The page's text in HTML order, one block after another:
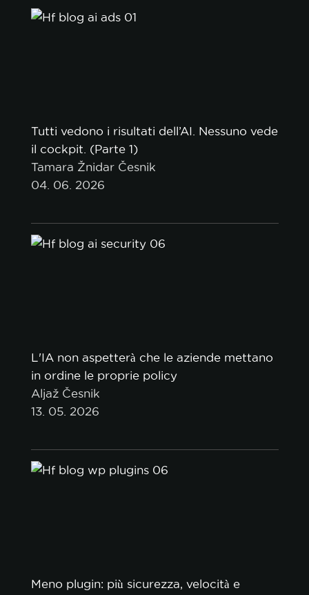
Tutti vedono i risultati dell’AI. Nessuno vede
il cockpit. (Parte 1)
Tamara Žnidar Česnik
04. 06. 2026
L'IA non aspetterà che le aziende mettano
in ordine le proprie policy
Aljaž Česnik
13. 05. 2026
Meno plugin: più sicurezza, velocità e